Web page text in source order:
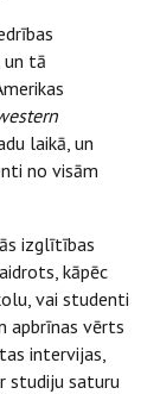
un tā
laikā, un
no visām
izglītības
kāpēc
vai studenti
apbrīnas vērts
intervijas,
studiju saturu